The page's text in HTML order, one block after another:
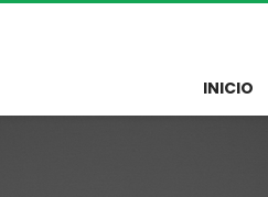
INICIO